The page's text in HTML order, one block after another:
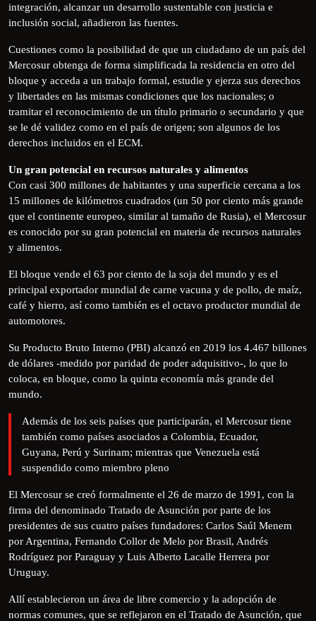
integración, alcanzar un desarrollo sustentable con justicia e
inclusión social, añadieron las fuentes.
Cuestiones como la posibilidad de que un ciudadano de un país del
Mercosur obtenga de forma simplificada la residencia en otro del
bloque y acceda a un trabajo formal, estudie y ejerza sus derechos
y libertades en las mismas condiciones que los nacionales; o
tramitar el reconocimiento de un título primario o secundario y que
se le dé validez como en el país de origen; son algunos de los
derechos incluidos en el ECM.
Un gran potencial en recursos naturales y alimentos
Con casi 300 millones de habitantes y una superficie cercana a los
15 millones de kilómetros cuadrados (un 50 por ciento más grande
que el continente europeo, similar al tamaño de Rusia), el Mercosur
es conocido por su gran potencial en materia de recursos naturales
y alimentos.
El bloque vende el 63 por ciento de la soja del mundo y es el
principal exportador mundial de carne vacuna y de pollo, de maíz,
café y hierro, así como también es el octavo productor mundial de
automotores.
Su Producto Bruto Interno (PBI) alcanzó en 2019 los 4.467 billones
de dólares -medido por paridad de poder adquisitivo-, lo que lo
coloca, en bloque, como la quinta economía más grande del
mundo.
Además de los seis países que participarán, el Mercosur tiene
también como países asociados a Colombia, Ecuador,
Guyana, Perú y Surinam; mientras que Venezuela está
suspendido como miembro pleno
El Mercosur se creó formalmente el 26 de marzo de 1991, con la
firma del denominado Tratado de Asunción por parte de los
presidentes de sus cuatro países fundadores: Carlos Saúl Menem
por Argentina, Fernando Collor de Melo por Brasil, Andrés
Rodríguez por Paraguay y Luis Alberto Lacalle Herrera por
Uruguay.
Allí establecieron un área de libre comercio y la adopción de
normas comunes, que se reflejaron en el Tratado de Asunción, que